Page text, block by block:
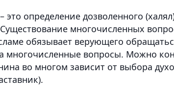
это определение дозволенного
многочисленных
обязывает верующего
многочисленные вопросы. Можно
во многом зависит от выбора